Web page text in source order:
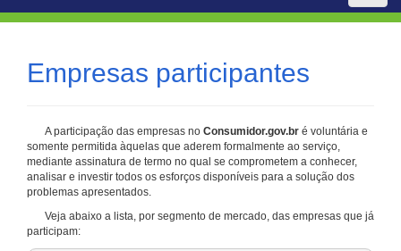
Empresas participantes
A participação das empresas no Consumidor.gov.br é voluntária e
somente permitida àquelas que aderem formalmente ao serviço,
mediante assinatura de termo no qual se comprometem a conhecer,
analisar e investir todos os esforços disponíveis para a solução dos
problemas apresentados.
Veja abaixo a lista, por segmento de mercado, das empresas que já
participam: